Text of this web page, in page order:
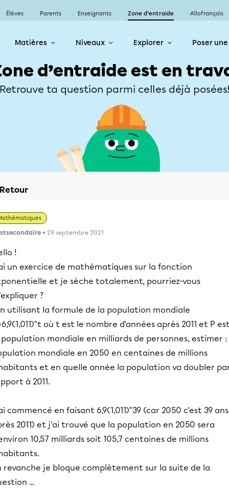
Élèves Parents Enseignants Zone d’entraide Allofrançais
Matières Niveaux Explorer Poser
d’entraide est en
Retrouve ta question parmi celles déjà
Retour
• 29 septembre 2021
!
un exercice de mathématiques sur la fonction
et je sèche totalement, pourriez-vous
?
utilisant la formule de la population mondiale
où t est le nombre d'années après 2011 et P
population mondiale en milliards de personnes, estimer :
mondiale en 2050 en centaines de millions
et en quelle année la population va doubler
à 2011.
commencé en faisant 6,9(1,011)^39 (car 2050 c'est 39 ans
2011) et j'ai trouvé que la population en 2050 sera
10,57 milliards soit 105,7 centaines de millions
revanche je bloque complètement sur la suite de la
...